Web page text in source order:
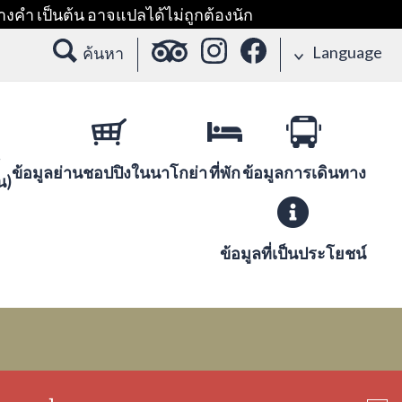
งคำ เป็นต้น อาจแปลได้ไม่ถูกต้องนัก
ค้นหา Language
)ข้อมูลย่านชอปปิงในนาโกย่าที่พักข้อมูลการเดินทาง
ข้อมูลที่เป็นประโยชน์